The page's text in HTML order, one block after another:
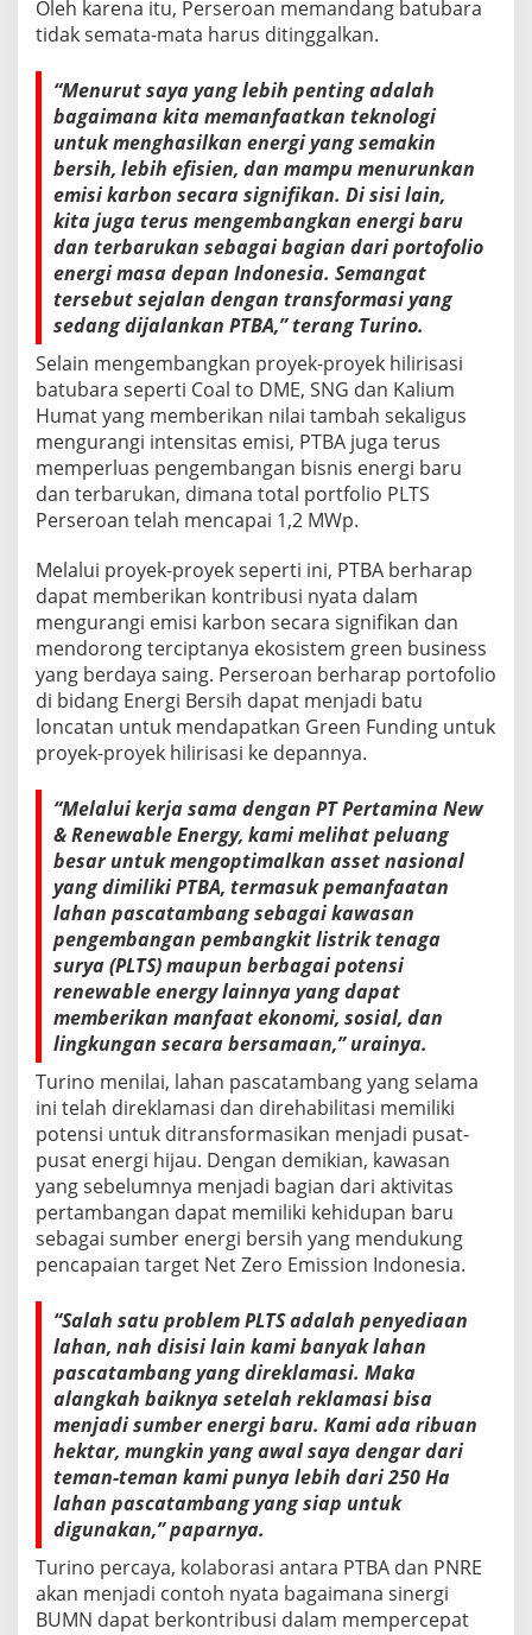
Oleh karena itu, Perseroan memandang batubara
tidak semata-mata harus ditinggalkan.
“Menurut saya yang lebih penting adalah
bagaimana kita memanfaatkan teknologi
untuk menghasilkan energi yang semakin
bersih, lebih efisien, dan mampu menurunkan
emisi karbon secara signifikan. Di sisi lain,
kita juga terus mengembangkan energi baru
dan terbarukan sebagai bagian dari portofolio
energi masa depan Indonesia. Semangat
tersebut sejalan dengan transformasi yang
sedang dijalankan PTBA,” terang Turino.
Selain mengembangkan proyek-proyek hilirisasi
batubara seperti Coal to DME, SNG dan Kalium
Humat yang memberikan nilai tambah sekaligus
mengurangi intensitas emisi, PTBA juga terus
memperluas pengembangan bisnis energi baru
dan terbarukan, dimana total portfolio PLTS
Perseroan telah mencapai 1,2 MWp.
Melalui proyek-proyek seperti ini, PTBA berharap
dapat memberikan kontribusi nyata dalam
mengurangi emisi karbon secara signifikan dan
mendorong terciptanya ekosistem green business
yang berdaya saing. Perseroan berharap portofolio
di bidang Energi Bersih dapat menjadi batu
loncatan untuk mendapatkan Green Funding untuk
proyek-proyek hilirisasi ke depannya.
“Melalui kerja sama dengan PT Pertamina New
& Renewable Energy, kami melihat peluang
besar untuk mengoptimalkan asset nasional
yang dimiliki PTBA, termasuk pemanfaatan
lahan pascatambang sebagai kawasan
pengembangan pembangkit listrik tenaga
surya (PLTS) maupun berbagai potensi
renewable energy lainnya yang dapat
memberikan manfaat ekonomi, sosial, dan
lingkungan secara bersamaan,” urainya.
Turino menilai, lahan pascatambang yang selama
ini telah direklamasi dan direhabilitasi memiliki
potensi untuk ditransformasikan menjadi pusat-
pusat energi hijau. Dengan demikian, kawasan
yang sebelumnya menjadi bagian dari aktivitas
pertambangan dapat memiliki kehidupan baru
sebagai sumber energi bersih yang mendukung
pencapaian target Net Zero Emission Indonesia.
“Salah satu problem PLTS adalah penyediaan
lahan, nah disisi lain kami banyak lahan
pascatambang yang direklamasi. Maka
alangkah baiknya setelah reklamasi bisa
menjadi sumber energi baru. Kami ada ribuan
hektar, mungkin yang awal saya dengar dari
teman-teman kami punya lebih dari 250 Ha
lahan pascatambang yang siap untuk
digunakan,” paparnya.
Turino percaya, kolaborasi antara PTBA dan PNRE
akan menjadi contoh nyata bagaimana sinergi
BUMN dapat berkontribusi dalam mempercepat